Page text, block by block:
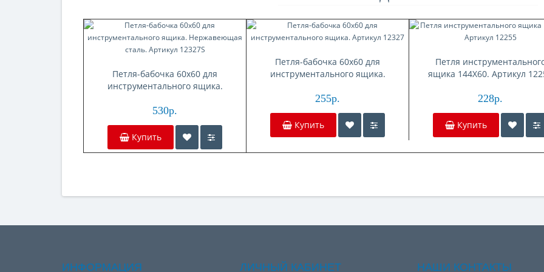
Петля-бабочка 60x60 для
инструментального ящика.
12327S
530р.
Купить
Петля-бабочка 60x60 для
инструментального ящика.
255р.
Купить
Петля
ящика 144X60. Артикул
228р.
Купить
ИНФОРМАЦИЯ ЛИЧНЫЙ КАБИНЕТ НАШИ КОНТАКТЫ